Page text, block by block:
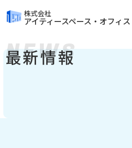
株式会社
アイティースペース・オフィス
最新情報
NEWS